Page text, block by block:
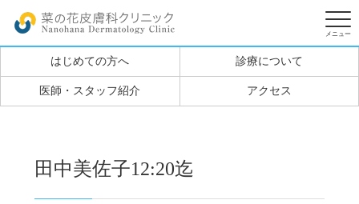
はじめての方へ 診療について
医師・スタッフ紹介 アクセス
田中美佐子12:20迄